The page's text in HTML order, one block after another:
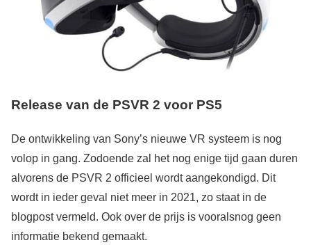
Release van de PSVR 2 voor PS5
De ontwikkeling van Sony’s nieuwe VR systeem is nog
volop in gang. Zodoende zal het nog enige tijd gaan duren
alvorens de PSVR 2 officieel wordt aangekondigd. Dit
wordt in ieder geval niet meer in 2021, zo staat in de
blogpost vermeld. Ook over de prijs is vooralsnog geen
informatie bekend gemaakt.